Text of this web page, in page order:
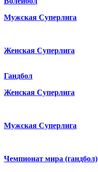
Мужская Суперлига
Женская Суперлига
Гандбол
Женская Суперлига
Мужская Суперлига
Чемпионат мира (гандбол)